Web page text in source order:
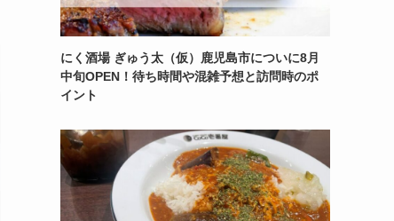
にく酒場 ぎゅう太（仮）鹿児島市についに8月
中旬OPEN！待ち時間や混雑予想と訪問時のポ
イント